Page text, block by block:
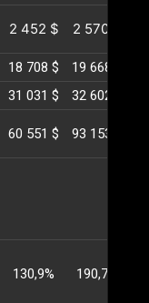
2 452 $ 2 570 $
18 708 $ 19 668 $
31 031 $ 32 602 $
60 551 $ 93 153 $
130,9% 190,7%